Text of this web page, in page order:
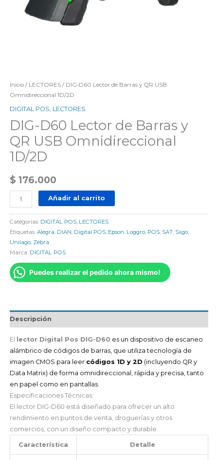
Inicio / LECTORES / DIG-D60 Lector de Barras y QR USB
Omnidireccional 1D/2D
DIGITAL POS LECTORES
DIG-D60 Lector de Barras y
QR USB Omnidireccional
1D/2D
$ 176.000
Añadir al carrito
Categorías: DIGITAL POS, LECTORES
Etiquetas: Alegra, DIAN, Digital POS, Epson, Loggro, POS, SAT, Siigo,
Unilago, Zebra
Marca: DIGITAL POS
Puedes realizar el pedido ahora mismo!
Descripción
El lector Digital Pos DIG-D60 es un dispositivo de escaneo
alámbrico de códigos de barras, que utiliza tecnología de
imagen CMOS para leer códigos 1D y 2D (incluyendo QR y
Data Matrix) de forma omnidireccional, rápida y precisa, tanto
en papel como en pantallas.
Especificaciones Técnicas:
El lector DIG-D60 está diseñado para ofrecer un alto
rendimiento en puntos de venta, droguerías y otros
comercios, con un diseño compacto y durable.
Característica Detalle